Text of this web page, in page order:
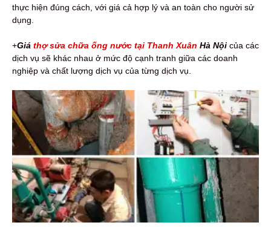
thực hiện đúng cách, với giá cả hợp lý và an toàn cho người sử
dụng.
+Giá thợ sửa chữa ống nước tại Thanh Xuân Hà Nội của các
dịch vụ sẽ khác nhau ở mức độ cạnh tranh giữa các doanh
nghiệp và chất lượng dịch vụ của từng dịch vụ.